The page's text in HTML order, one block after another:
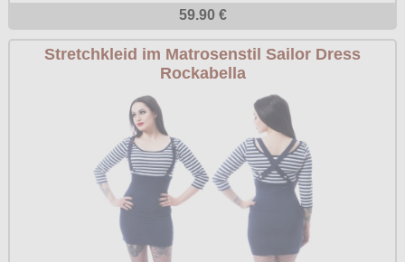
Warrior Clothing
59.90 €
Stretchkleid im Matrosenstil Sailor Dress
Rockabella